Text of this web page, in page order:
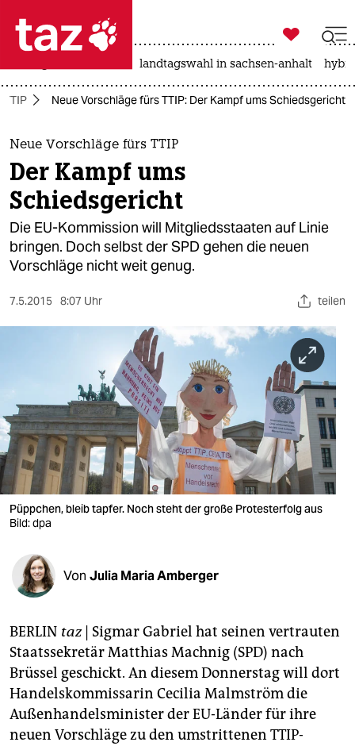
 taz zahl ich
taz zahl ich
themen
politik
öko
gesellschaft
sport
nord
wahrheit
verlag
verlag
veranstaltungen
shop
fragen & hilfe
unterstützen
abo
genossenschaft
epaper login

taz zahl ich
landtagswahl in sachsen-anhalt
TTIP Neue Vorschläge fürs TTIP: Der Kampf ums Schiedsgericht
Neue Vorschläge fürs TTIP
Der Kampf ums
Schiedsgericht
Die EU-Kommission will Mitgliedsstaaten auf Linie
bringen. Doch selbst der SPD gehen die neuen
Vorschläge nicht weit genug.
7.5.2015 8:07 Uhr teilen
Püppchen, bleib tapfer. Noch steht der große Protesterfolg aus
Bild: dpa
Von Julia Maria Amberger
BERLIN taz
Sigmar Gabriel hat seinen vertrauten
Staatssekretär Matthias Machnig (SPD) nach
Brüssel geschickt. An diesem Donnerstag will dort
Handelskommissarin Cecilia Malmström die
Außenhandelsminister der EU-Länder für ihre
neuen Vorschläge zu den umstrittenen TTIP-